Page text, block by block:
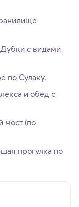
с видами
по Сулаку.
и обед с
мост (по
прогулка по